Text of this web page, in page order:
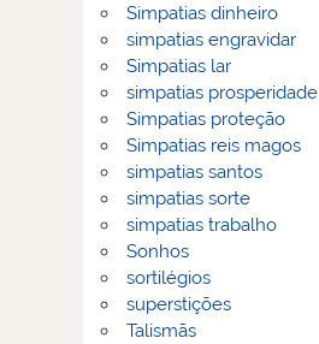
Simpatias dinheiro
simpatias engravidar
Simpatias lar
simpatias prosperidade
Simpatias proteção
Simpatias reis magos
simpatias santos
simpatias sorte
simpatias trabalho
Sonhos
sortilégios
superstições
Talismãs